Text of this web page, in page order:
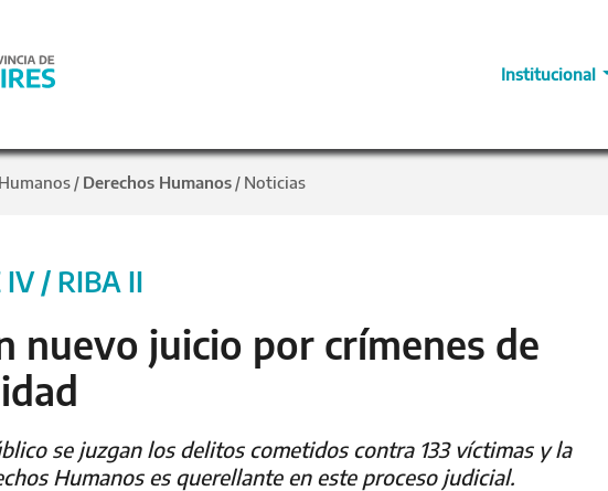
Institucional
/ Derechos Humanos / Noticias
IV / RIBA II
nuevo juicio por crímenes de
se juzgan los delitos cometidos contra 133 víctimas y la
Humanos es querellante en este proceso judicial.